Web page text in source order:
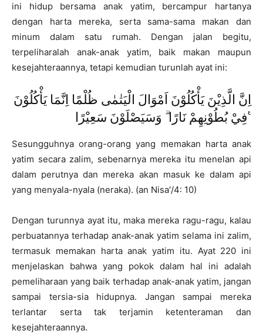
ini hidup bersama anak yatim, bercampur hartanya
dengan harta mereka, serta sama-sama makan dan
minum dalam satu rumah. Dengan jalan begitu,
terpeliharalah anak-anak yatim, baik makan maupun
kesejahteraannya, tetapi kemudian turunlah ayat ini:
اِنَّ الَّذِيْنَ يَأْكُلُوْنَ اَمْوَالَ الْيَتٰمٰى ظُلْمًا اِنَّمَا يَأْكُلُوْنَ
فِيْ بُطُوْنِهِمْ نَارًا ۗ وَسَيَصْلَوْنَ سَعِيْرًا ࣖ
Sesungguhnya orang-orang yang memakan harta anak
yatim secara zalim, sebenarnya mereka itu menelan api
dalam perutnya dan mereka akan masuk ke dalam api
yang menyala-nyala (neraka). (an Nisa′/4: 10)
Dengan turunnya ayat itu, maka mereka ragu-ragu, kalau
perbuatannya terhadap anak-anak yatim selama ini zalim,
termasuk memakan harta anak yatim itu. Ayat 220 ini
menjelaskan bahwa yang pokok dalam hal ini adalah
pemeliharaan yang baik terhadap anak-anak yatim, jangan
sampai tersia-sia hidupnya. Jangan sampai mereka
terlantar serta tak terjamin ketenteraman dan
kesejahteraannya.